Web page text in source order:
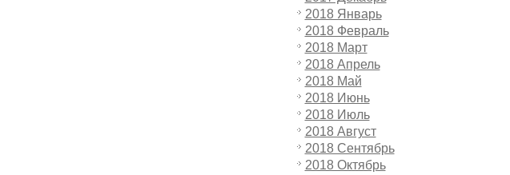
2018 Январь
2018 Февраль
2018 Март
2018 Апрель
2018 Май
2018 Июнь
2018 Июль
2018 Август
2018 Сентябрь
2018 Октябрь